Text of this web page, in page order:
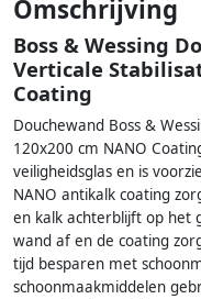
Omschrijving
Boss & Wessing
Verticale
Coating
Douchewand Boss &
120x200 cm NANO
veiligheidsglas en is
NANO antikalk coating
en kalk achterblijft op het
wand af en de coating
tijd besparen met
schoonmaakmiddelen